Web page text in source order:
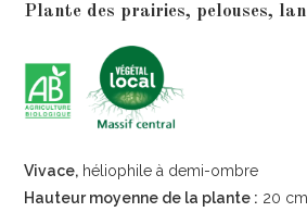
Plante des prairies, pelouses,
Vivace, héliophile à demi-ombre
Hauteur moyenne de la plante : 20